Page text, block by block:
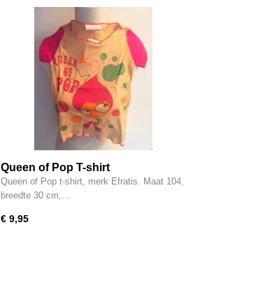
Queen of Pop T-shirt
Queen of Pop t-shirt, merk Efratis. Maat 104,
breedte 30 cm,…
€ 9,95